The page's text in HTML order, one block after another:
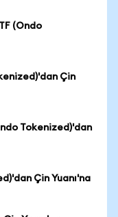
(Ondo
Çin
Tokenized)'dan
Çin Yuanı'na